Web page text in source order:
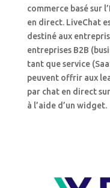
commerce basé sur
en direct. LiveChat
destiné aux
entreprises B2B
tant que service
peuvent offrir aux
par chat en direct
à l’aide d’un widget.